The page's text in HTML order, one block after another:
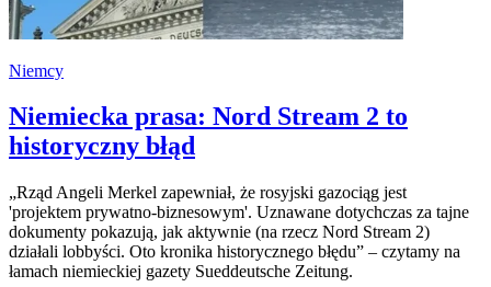
Niemcy
Niemiecka prasa: Nord Stream 2 to
historyczny błąd
„Rząd Angeli Merkel zapewniał, że rosyjski gazociąg jest
'projektem prywatno-biznesowym'. Uznawane dotychczas za tajne
dokumenty pokazują, jak aktywnie (na rzecz Nord Stream 2)
działali lobbyści. Oto kronika historycznego błędu” – czytamy na
łamach niemieckiej gazety Sueddeutsche Zeitung.